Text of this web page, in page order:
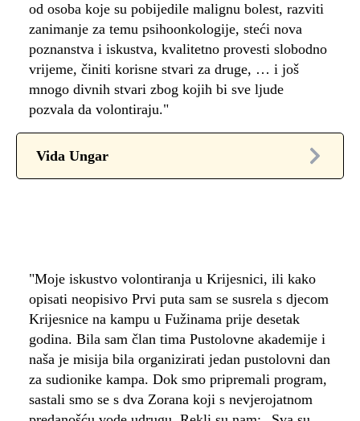
od osoba koje su pobijedile malignu bolest, razviti
zanimanje za temu psihoonkologije, steći nova
poznanstva i iskustva, kvalitetno provesti slobodno
vrijeme, činiti korisne stvari za druge, … i još
mnogo divnih stvari zbog kojih bi sve ljude
pozvala da volontiraju."
Vida Ungar
"Moje iskustvo volontiranja u Krijesnici, ili kako
opisati neopisivo Prvi puta sam se susrela s djecom
Krijesnice na kampu u Fužinama prije desetak
godina. Bila sam član tima Pustolovne akademije i
naša je misija bila organizirati jedan pustolovni dan
za sudionike kampa. Dok smo pripremali program,
sastali smo se s dva Zorana koji s nevjerojatnom